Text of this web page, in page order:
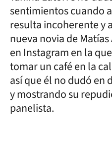
sentimientos cuando
resulta incoherente y
nueva novia de
en Instagram en la
tomar un café en la
así que él no dudó en
y mostrando su
panelista.